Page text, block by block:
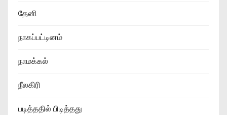
தேனி
நாகப்பட்டினம்
நாமக்கல்
நீலகிரி
படித்ததில் பிடித்தது